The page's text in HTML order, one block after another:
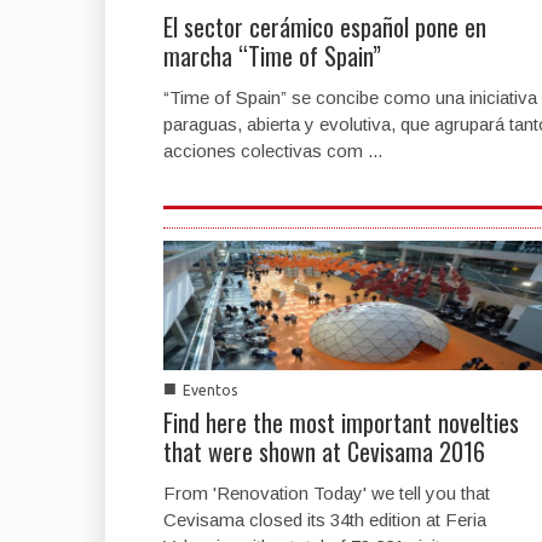
El sector cerámico español pone en
marcha “Time of Spain”
“Time of Spain” se concibe como una iniciativa
paraguas, abierta y evolutiva, que agrupará
acciones colectivas com ...
■ Eventos
Find here the most important novelties
that were shown at Cevisama 2016
From 'Renovation Today' we tell you that
Cevisama closed its 34th edition at Feria